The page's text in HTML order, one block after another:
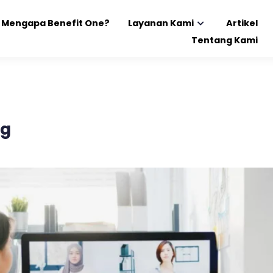
Mengapa Benefit One? Layanan Kami
Artikel
Tentang Kami